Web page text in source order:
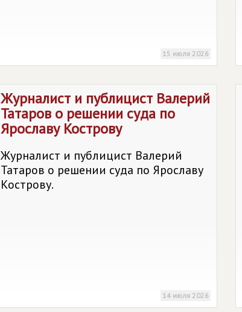
15 июля 2026
Журналист и публицист Валерий
Татаров о решении суда по
Ярославу Кострову
Журналист и публицист Валерий
Татаров о решении суда по Ярославу
Кострову.
14 июля 2026